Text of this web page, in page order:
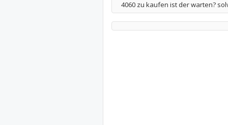
4060 zu kaufen ist der warten?